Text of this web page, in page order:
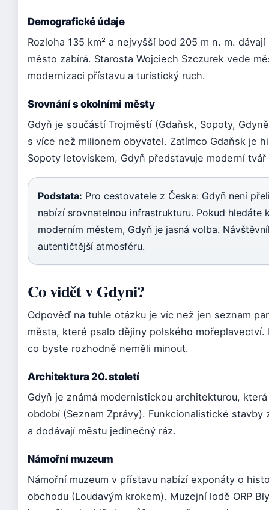
Demografické údaje
Rozloha 135 km² a nejvyšší bod 205 m n. m.
město zabírá. Starosta Wojciech Szczurek vede
modernizaci přístavu a turistický ruch.
Srovnání s okolními městy
Gdyň je součástí Trojměstí (Gdaňsk, Sopoty,
s více než milionem obyvatel. Zatímco Gdaňsk je
Sopoty letoviskem, Gdyň představuje moderní
Podstata: Pro cestovatele z Česka: Gdyň není
nabízí srovnatelnou infrastrukturu. Pokud hledáte
moderním městem, Gdyň je jasná volba.
autentičtější atmosféru.
Co vidět v Gdyni?
Odpověď na tuhle otázku je víc než jen seznam
města, které psalo dějiny polského
co byste rozhodně neměli minout.
Architektura 20. století
Gdyň je známá modernistickou architekturou,
období (Seznam Zprávy). Funkcionalistické
a dodávají městu jedinečný ráz.
Námořní muzeum
Námořní muzeum v přístavu nabízí exponáty o
obchodu (Loudavým krokem). Muzejní lodě ORP